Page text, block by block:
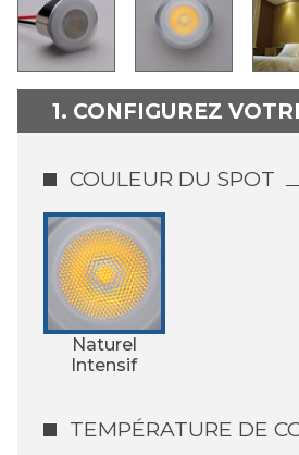
1. CONFIGUREZ
COULEUR DU SPOT
Naturel
Intensif
TEMPÉRATURE DE